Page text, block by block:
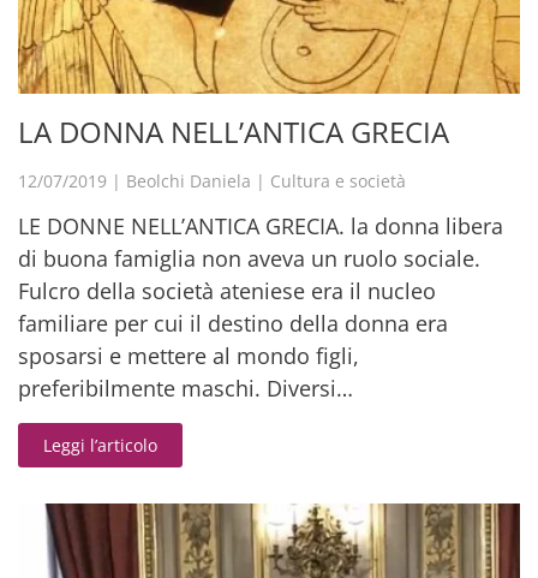
LA DONNA NELL’ANTICA GRECIA
12/07/2019 | Beolchi Daniela | Cultura e società
LE DONNE NELL’ANTICA GRECIA. la donna libera
di buona famiglia non aveva un ruolo sociale.
Fulcro della società ateniese era il nucleo
familiare per cui il destino della donna era
sposarsi e mettere al mondo figli,
preferibilmente maschi. Diversi…
Leggi l’articolo